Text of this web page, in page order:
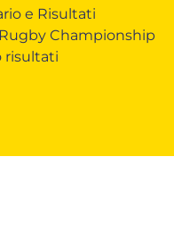
e Risultati
Championship
risultati